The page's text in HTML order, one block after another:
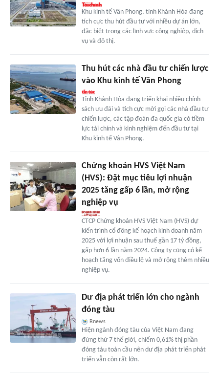
Khu kinh tế Vân Phong, tỉnh Khánh Hòa đang
tích cực thu hút đầu tư với nhiều dự án lớn,
đặc biệt trong các lĩnh vực công nghiệp, dịch
vụ và đô thị.
Thu hút các nhà đầu tư chiến lược
vào Khu kinh tế Vân Phong
Tỉnh Khánh Hòa đang triển khai nhiều chính
sách ưu đãi và tích cực mời gọi các nhà đầu tư
chiến lược, các tập đoàn đa quốc gia có tiềm
lực tài chính và kinh nghiệm đến đầu tư tại
Khu kinh tế Vân Phong.
Chứng khoán HVS Việt Nam
(HVS): Đặt mục tiêu lợi nhuận
2025 tăng gấp 6 lần, mở rộng
nghiệp vụ
CTCP Chứng khoán HVS Việt Nam (HVS) dự
kiến trình cổ đông kế hoạch kinh doanh năm
2025 với lợi nhuận sau thuế gần 17 tỷ đồng,
gấp hơn 6 lần năm 2024. Công ty cũng có kế
hoạch tăng vốn điều lệ và mở rộng thêm nhiều
nghiệp vụ.
Dư địa phát triển lớn cho ngành
đóng tàu
Bnews
Hiện ngành đóng tàu của Việt Nam đang
đứng thứ 7 thế giới, chiếm 0,61% thị phần
đóng tàu toàn cầu nên dư địa phát triển phát
triển vẫn còn rất lớn.